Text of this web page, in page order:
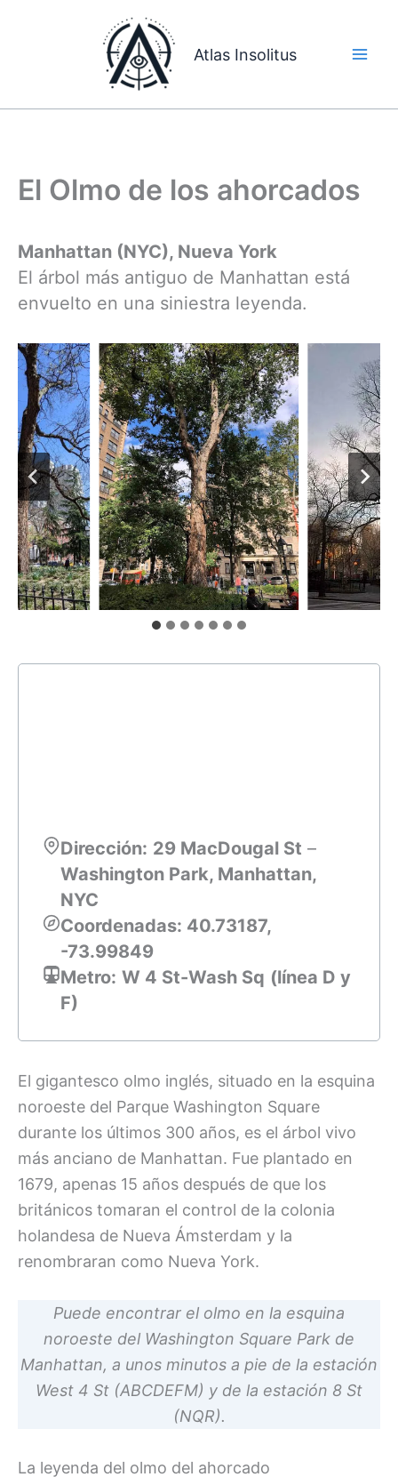
Atlas Insolitus
El Olmo de los ahorcados
Manhattan (NYC), Nueva York
El árbol más antiguo de Manhattan está
envuelto en una siniestra leyenda.
Dirección: 29 MacDougal St –
Washington Park, Manhattan,
NYC
Coordenadas: 40.73187,
-73.99849
Metro: W 4 St-Wash Sq (línea D y
F)
El gigantesco olmo inglés, situado en la esquina
noroeste del Parque Washington Square
durante los últimos 300 años, es el árbol vivo
más anciano de Manhattan. Fue plantado en
1679, apenas 15 años después de que los
británicos tomaran el control de la colonia
holandesa de Nueva Ámsterdam y la
renombraran como Nueva York.
Puede encontrar el olmo en la esquina
noroeste del Washington Square Park de
Manhattan, a unos minutos a pie de la estación
West 4 St (ABCDEFM) y de la estación 8 St
(NQR).
La leyenda del olmo del ahorcado